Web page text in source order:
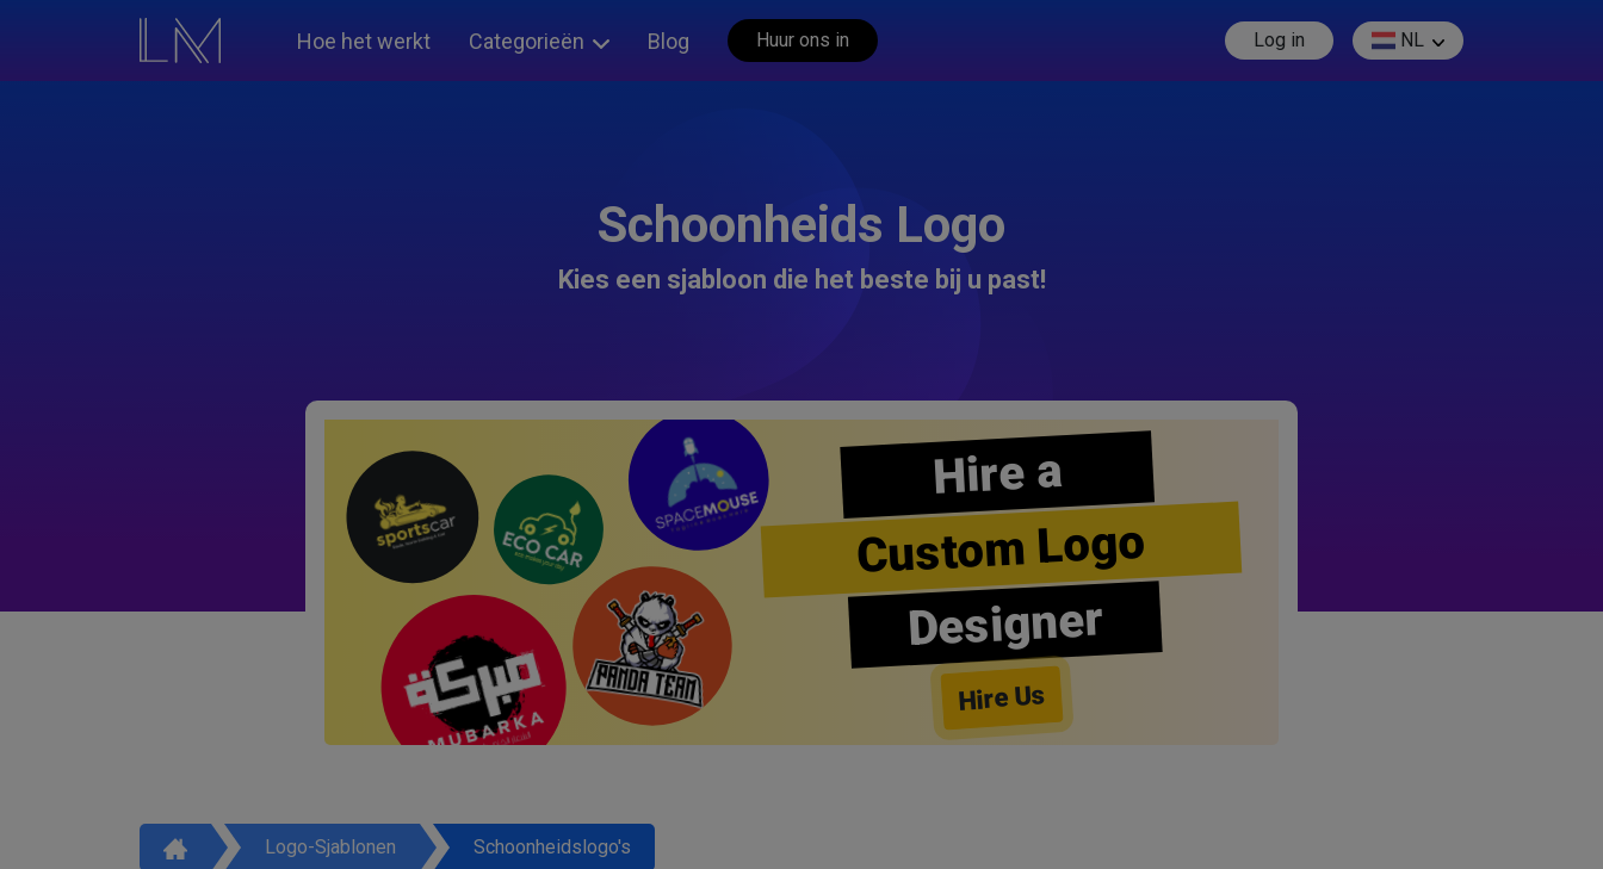
Hoe het werkt Categorieën Blog Huur ons in Log in NL
Schoonheids Logo
Kies een sjabloon die het beste bij u past!
Hire a
Custom Logo
Designer
Hire Us
Logo-Sjablonen Schoonheidslogo's